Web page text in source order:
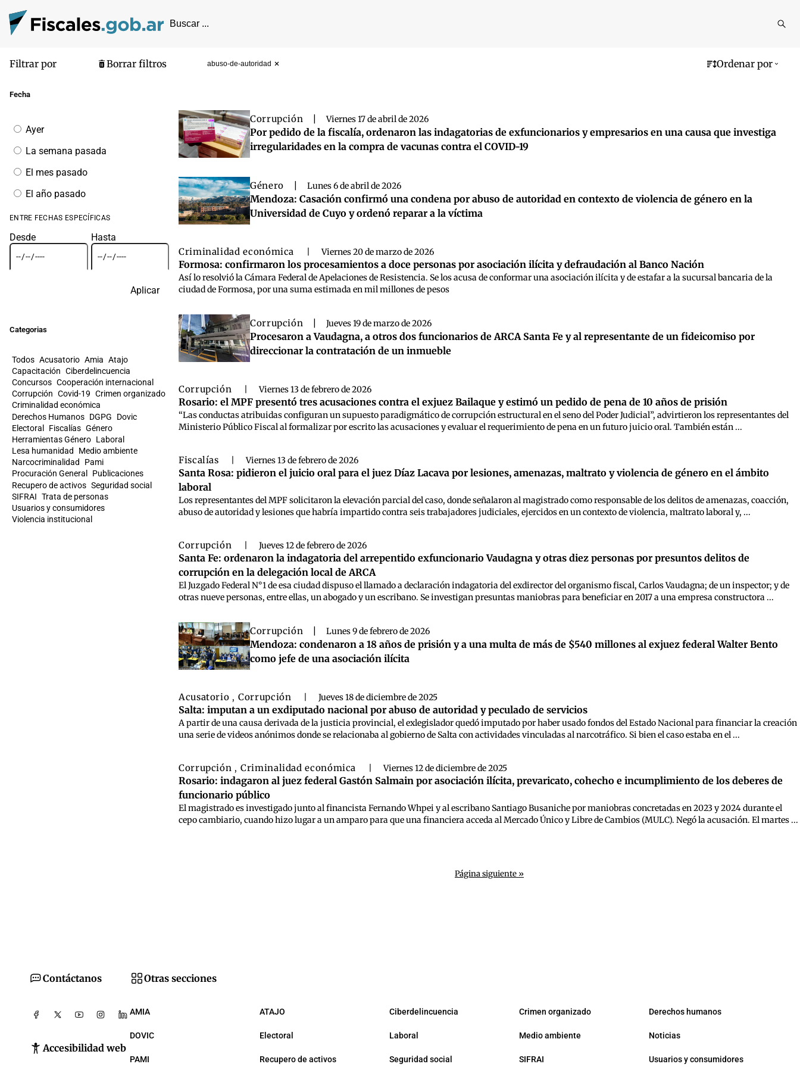
Filtrar por Borrar filtros abuso-de-autoridad Ordenar por
Fecha
Filtrar
por
fecha
Ayer
La semana pasada
El mes pasado
El año pasado
ENTRE FECHAS ESPECÍFICAS
Desde Hasta
Aplicar
Categorias
Todos Acusatorio Amia Atajo
Capacitación Ciberdelincuencia
Concursos Cooperación internacional
Corrupción Covid-19 Crimen organizado
Criminalidad económica
Derechos Humanos DGPG
Dovic
Electoral
Fiscalías Género
Herramientas Género Laboral
Lesa humanidad
Medio ambiente
Narcocriminalidad
Pami
Procuración General
Publicaciones
Recupero de activos Seguridad social
SIFRAI Trata de personas
Usuarios y consumidores
Violencia institucional
Corrupción Viernes 17 de abril de 2026
Por pedido de la fiscalía, ordenaron las indagatorias de exfuncionarios y empresarios en una causa que investiga
irregularidades en la compra de vacunas contra el COVID-19
Género Lunes 6 de abril de 2026
Mendoza: Casación confirmó una condena por abuso de autoridad en contexto de violencia de género en la
Universidad de Cuyo y ordenó reparar a la víctima
Criminalidad económica Viernes 20 de marzo de 2026
Formosa: confirmaron los procesamientos a doce personas por asociación ilícita y defraudación al Banco Nación
Así lo resolvió la Cámara Federal de Apelaciones de Resistencia. Se los acusa de conformar una asociación ilícita y de estafar a la sucursal bancaria de la
ciudad de Formosa, por una suma estimada en mil millones de pesos
Corrupción Jueves 19 de marzo de 2026
Procesaron a Vaudagna, a otros dos funcionarios de ARCA Santa Fe y al representante de un fideicomiso por
direccionar la contratación de un inmueble
Corrupción Viernes 13 de febrero de 2026
Rosario: el MPF presentó tres acusaciones contra el exjuez Bailaque y estimó un pedido de pena de 10 años de prisión
“Las conductas atribuidas configuran un supuesto paradigmático de corrupción estructural en el seno del Poder Judicial”, advirtieron los representantes del
Ministerio Público Fiscal al formalizar por escrito las acusaciones y evaluar el requerimiento de pena en un futuro juicio oral. También están ...
Fiscalías Viernes 13 de febrero de 2026
Santa Rosa: pidieron el juicio oral para el juez Díaz Lacava por lesiones, amenazas, maltrato y violencia de género en el ámbito
laboral
Los representantes del MPF solicitaron la elevación parcial del caso, donde señalaron al magistrado como responsable de los delitos de amenazas, coacción,
abuso de autoridad y lesiones que habría impartido contra seis trabajadores judiciales, ejercidos en un contexto de violencia, maltrato laboral y, ...
Corrupción Jueves 12 de febrero de 2026
Santa Fe: ordenaron la indagatoria del arrepentido exfuncionario Vaudagna y otras diez personas por presuntos delitos de
corrupción en la delegación local de ARCA
El Juzgado Federal N°1 de esa ciudad dispuso el llamado a declaración indagatoria del exdirector del organismo fiscal, Carlos Vaudagna; de un inspector; y de
otras nueve personas, entre ellas, un abogado y un escribano. Se investigan presuntas maniobras para beneficiar en 2017 a una empresa constructora ...
Corrupción Lunes 9 de febrero de 2026
Mendoza: condenaron a 18 años de prisión y a una multa de más de $540 millones al exjuez federal Walter Bento
como jefe de una asociación ilícita
Acusatorio , Corrupción Jueves 18 de diciembre de 2025
Salta: imputan a un exdiputado nacional por abuso de autoridad y peculado de servicios
A partir de una causa derivada de la justicia provincial, el exlegislador quedó imputado por haber usado fondos del Estado Nacional para financiar la creación
una serie de videos anónimos donde se relacionaba al gobierno de Salta con actividades vinculadas al narcotráfico. Si bien el caso estaba en el ...
Corrupción , Criminalidad económica Viernes 12 de diciembre de 2025
Rosario: indagaron al juez federal Gastón Salmain por asociación ilícita, prevaricato, cohecho e incumplimiento de los deberes de
funcionario público
El magistrado es investigado junto al financista Fernando Whpei y al escribano Santiago Busaniche por maniobras concretadas en 2023 y 2024 durante el
cepo cambiario, cuando hizo lugar a un amparo para que una financiera acceda al Mercado Único y Libre de Cambios (MULC). Negó la acusación. El martes ...
Página siguiente »
Contáctanos
Accesibilidad web
Otras secciones
AMIA ATAJO Ciberdelincuencia Crimen organizado Derechos humanos
DOVIC Electoral Laboral Medio ambiente Noticias
PAMI Recupero de activos Seguridad social SIFRAI Usuarios y consumidores